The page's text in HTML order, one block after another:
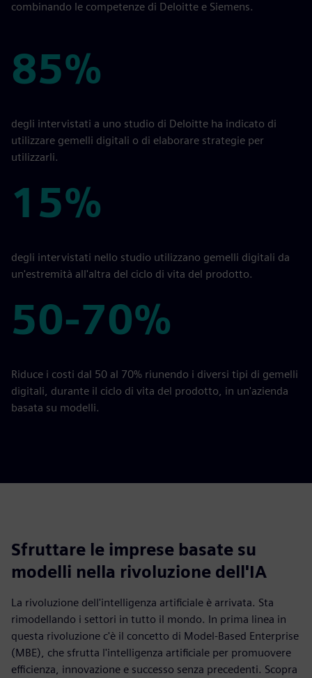
combinando le competenze di Deloitte e Siemens.
85%
degli intervistati a uno studio di Deloitte ha indicato di
utilizzare gemelli digitali o di elaborare strategie per
utilizzarli.
15%
degli intervistati nello studio utilizzano gemelli digitali da
un'estremità all'altra del ciclo di vita del prodotto.
50-70%
Riduce i costi dal 50 al 70% riunendo i diversi tipi di gemelli
digitali, durante il ciclo di vita del prodotto, in un'azienda
basata su modelli.
Sfruttare le imprese basate su
modelli nella rivoluzione dell'IA
La rivoluzione dell'intelligenza artificiale è arrivata. Sta
rimodellando i settori in tutto il mondo. In prima linea in
questa rivoluzione c'è il concetto di Model-Based Enterprise
(MBE), che sfrutta l'intelligenza artificiale per promuovere
efficienza, innovazione e successo senza precedenti. Scopra